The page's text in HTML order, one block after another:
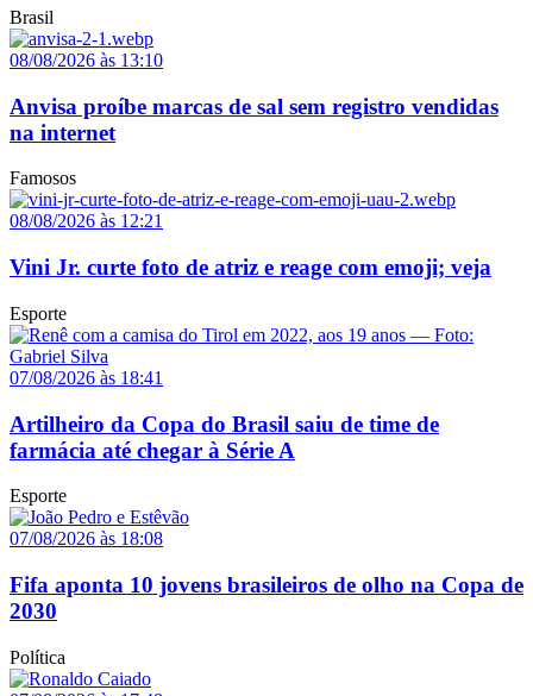
Brasil
08/08/2026 às 13:10
Anvisa proíbe marcas de sal sem registro vendidas
na internet
Famosos
08/08/2026 às 12:21
Vini Jr. curte foto de atriz e reage com emoji; veja
Esporte
07/08/2026 às 18:41
Artilheiro da Copa do Brasil saiu de time de
farmácia até chegar à Série A
Esporte
07/08/2026 às 18:08
Fifa aponta 10 jovens brasileiros de olho na Copa de
2030
Política